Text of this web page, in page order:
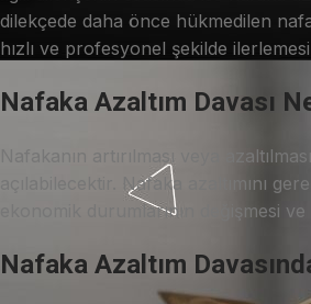
dilekçede daha önce hükmedilen
hızlı ve profesyonel şekilde
Nafaka Azaltım Davası
Nafakanın artırılması veya
açılabilecektir. Nafaka azaltımını
ekonomik durumlarının değişmesi
Nafaka Azaltım